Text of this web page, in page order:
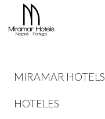
MIRAMAR HOTELS
HOTELES